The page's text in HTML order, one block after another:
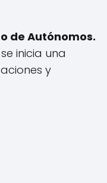
de Autónomos.
inicia una
y